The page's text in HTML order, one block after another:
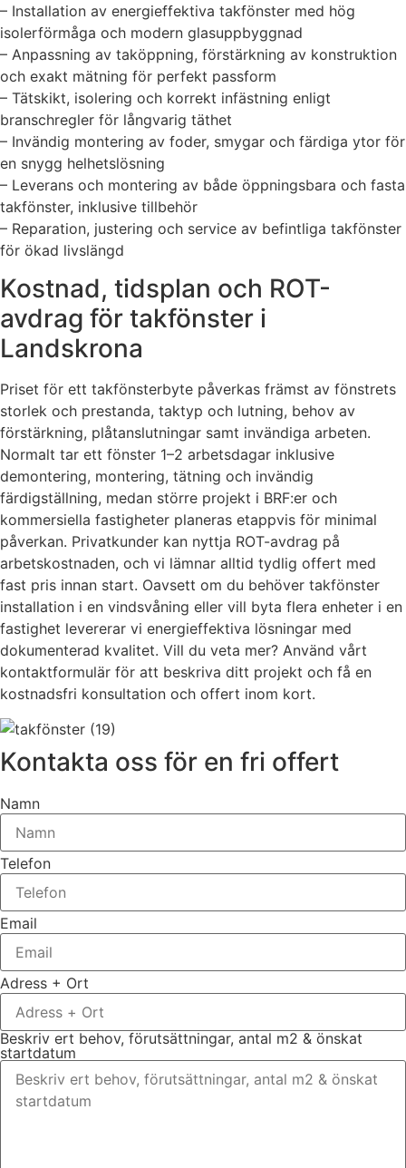
– Installation av energieffektiva takfönster med hög
isolerförmåga och modern glasuppbyggnad
– Anpassning av taköppning, förstärkning av konstruktion
och exakt mätning för perfekt passform
– Tätskikt, isolering och korrekt infästning enligt
branschregler för långvarig täthet
– Invändig montering av foder, smygar och färdiga ytor för
en snygg helhetslösning
– Leverans och montering av både öppningsbara och fasta
takfönster, inklusive tillbehör
– Reparation, justering och service av befintliga takfönster
för ökad livslängd
Kostnad, tidsplan och ROT-
avdrag för takfönster i
Landskrona
Priset för ett takfönsterbyte påverkas främst av fönstrets
storlek och prestanda, taktyp och lutning, behov av
förstärkning, plåtanslutningar samt invändiga arbeten.
Normalt tar ett fönster 1–2 arbetsdagar inklusive
demontering, montering, tätning och invändig
färdigställning, medan större projekt i BRF:er och
kommersiella fastigheter planeras etappvis för minimal
påverkan. Privatkunder kan nyttja ROT-avdrag på
arbetskostnaden, och vi lämnar alltid tydlig offert med
fast pris innan start. Oavsett om du behöver takfönster
installation i en vindsvåning eller vill byta flera enheter i en
fastighet levererar vi energieffektiva lösningar med
dokumenterad kvalitet. Vill du veta mer? Använd vårt
kontaktformulär för att beskriva ditt projekt och få en
kostnadsfri konsultation och offert inom kort.
Kontakta oss för en fri offert
Namn
Telefon
Email
Adress + Ort
Beskriv ert behov, förutsättningar, antal m2 & önskat
startdatum